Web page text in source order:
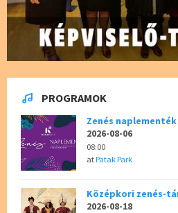
PROGRAMOK
Zenés
2026-08-06
08:00
atPatak Park
Középkori zenés-
2026-08-18